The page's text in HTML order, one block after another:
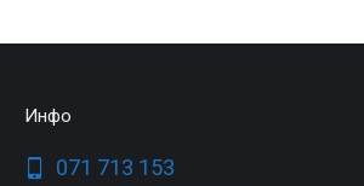
Инфо
071 713 153